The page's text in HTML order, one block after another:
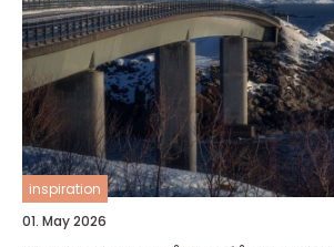
inspiration
01. May 2026